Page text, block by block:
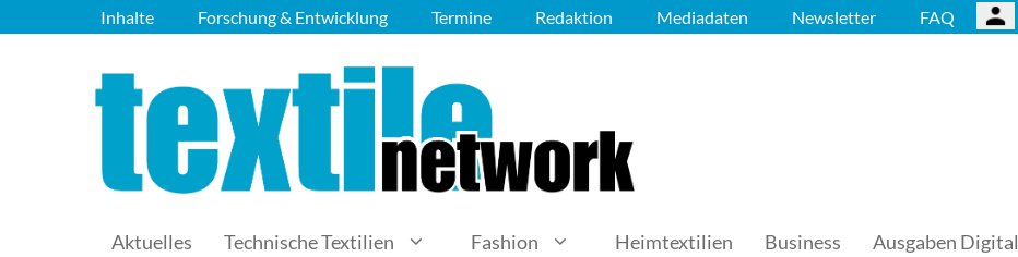
Inhalte Forschung & Entwicklung Termine Redaktion Mediadaten Newsletter FAQ
Aktuelles Technische Textilien Fashion Heimtextilien Business Ausgaben Digital